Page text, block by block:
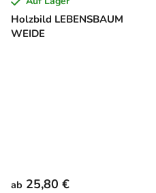
Holzbild LEBENSBAUM
WEIDE
ab 25,80 €